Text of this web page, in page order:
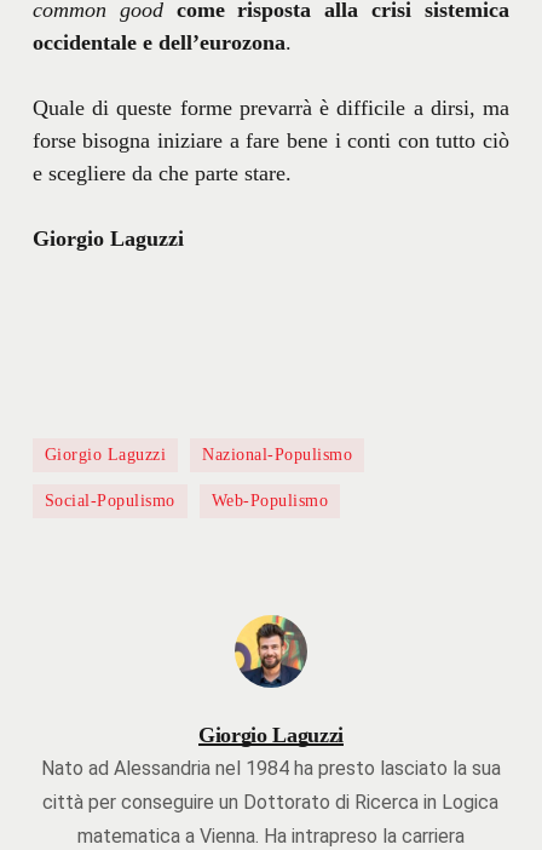
common goodcome risposta alla crisi sistemica
occidentale e dell’eurozona.
Quale di queste forme prevarrà è difficile a dirsi, ma
forse bisogna iniziare a fare bene i conti con tutto ciò
e scegliere da che parte stare.
Giorgio Laguzzi
Giorgio Laguzzi Nazional-Populismo
Social-Populismo Web-Populismo
Giorgio Laguzzi
Nato ad Alessandria nel 1984 ha presto lasciato la sua
città per conseguire un Dottorato di Ricerca in Logica
matematica a Vienna. Ha intrapreso la carriera